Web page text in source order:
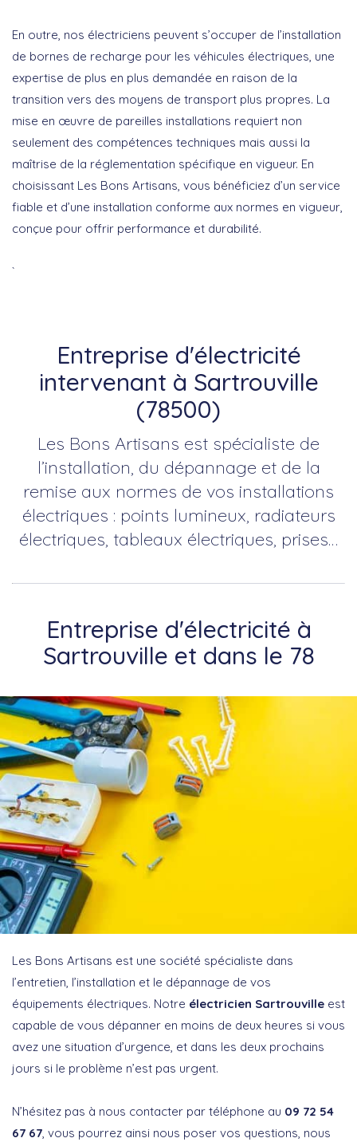
En outre, nos électriciens peuvent s’occuper de l’installation
de bornes de recharge pour les véhicules électriques, une
expertise de plus en plus demandée en raison de la
transition vers des moyens de transport plus propres. La
mise en œuvre de pareilles installations requiert non
seulement des compétences techniques mais aussi la
maîtrise de la réglementation spécifique en vigueur. En
choisissant Les Bons Artisans, vous bénéficiez d’un service
fiable et d’une installation conforme aux normes en vigueur,
conçue pour offrir performance et durabilité.
`
Entreprise d'électricité
intervenant à Sartrouville
(78500)
Les Bons Artisans est spécialiste de
l’installation, du dépannage et de la
remise aux normes de vos installations
électriques : points lumineux, radiateurs
électriques, tableaux électriques, prises…
Entreprise d'électricité à
Sartrouville et dans le 78
Les Bons Artisans est une société spécialiste dans
l’entretien, l’installation et le dépannage de vos
équipements électriques. Notre électricien Sartrouville est
capable de vous dépanner en moins de deux heures si vous
avez une situation d’urgence, et dans les deux prochains
jours si le problème n’est pas urgent.
N’hésitez pas à nous contacter par téléphone au 09 72 54
67 67, vous pourrez ainsi nous poser vos questions, nous